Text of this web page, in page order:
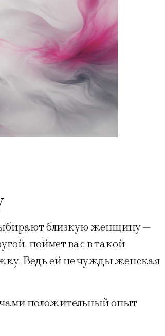
близкую женщину —
поймет вас в такой
Ведь ей не чужды женская
положительный опыт